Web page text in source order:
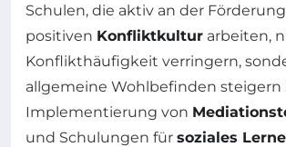
Schulen, die aktiv an der
positiven Konfliktkultur arbeiten,
Konflikthäufigkeit verringern,
allgemeine Wohlbefinden steigern
Implementierung von
und Schulungen für soziales